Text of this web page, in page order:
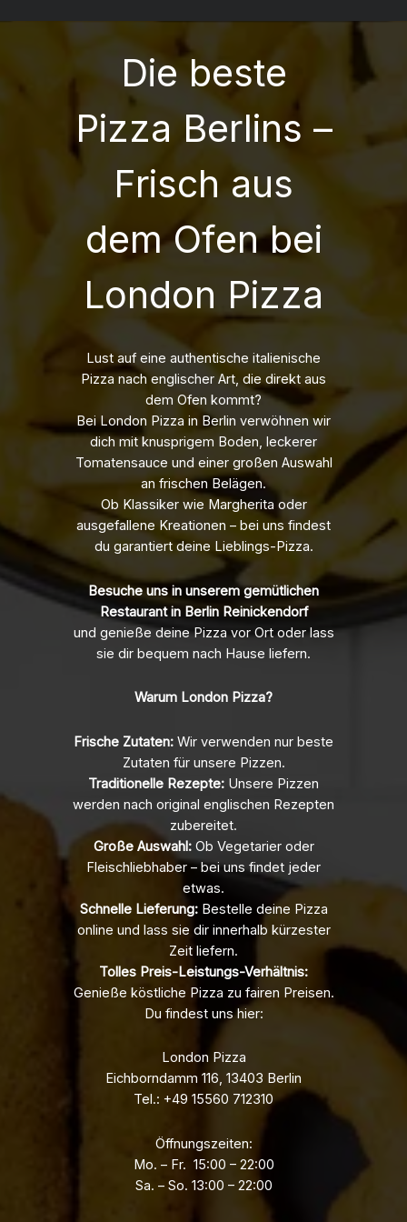
können
auf
der
Produktseite
gewählt
Die beste
Pizza Berlins –
Frisch aus
dem Ofen bei
London Pizza
Lust auf eine authentische italienische
Pizza nach englischer Art, die direkt aus
dem Ofen kommt?
Bei London Pizza in Berlin verwöhnen wir
dich mit knusprigem Boden, leckerer
Tomatensauce und einer großen Auswahl
an frischen Belägen.
Ob Klassiker wie Margherita oder
ausgefallene Kreationen – bei uns findest
du garantiert deine Lieblings-Pizza.
Besuche uns in unserem gemütlichen
Restaurant in Berlin Reinickendorf
und genieße deine Pizza vor Ort oder lass
sie dir bequem nach Hause liefern.
Warum London Pizza?
Frische Zutaten: Wir verwenden nur beste
Zutaten für unsere Pizzen.
Traditionelle Rezepte: Unsere Pizzen
werden nach original englischen Rezepten
zubereitet.
Große Auswahl:Ob Vegetarier oder
Fleischliebhaber – bei uns findet jeder
etwas.
Schnelle Lieferung:Bestelle deine Pizza
online und lass sie dir innerhalb kürzester
Zeit liefern.
Tolles Preis-Leistungs-Verhältnis:
Genieße köstliche Pizza zu fairen Preisen.
Du findest uns hier:
London Pizza
Eichborndamm 116, 13403 Berlin
Tel.: +49 15560 712310
Öffnungszeiten:
Mo. – Fr. 15:00 – 22:00
Sa. – So. 13:00 – 22:00